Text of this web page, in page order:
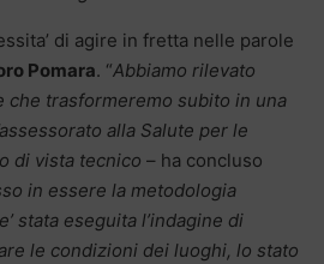
di agire in fretta nelle parole
Pomara. “Abbiamo rilevato
che trasformeremo subito in una
alla Salute per le
di vista tecnico – ha concluso
in essere la metodologia
stata eseguita l’indagine di
le condizioni dei luoghi, lo stato